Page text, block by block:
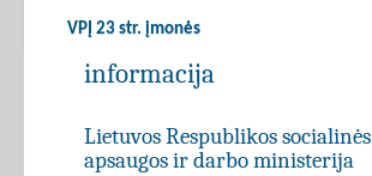
VPĮ 23 str. įmonės
informacija
Lietuvos Respublikos socialinės
apsaugos ir darbo ministerija